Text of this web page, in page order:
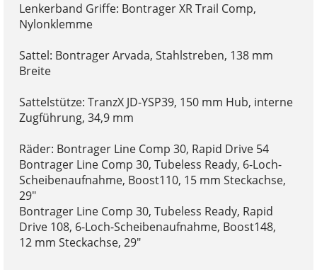
Lenkerband Griffe: Bontrager XR Trail Comp,
Nylonklemme
Sattel: Bontrager Arvada, Stahlstreben, 138 mm
Breite
Sattelstütze: TranzX JD-YSP39, 150 mm Hub, interne
Zugführung, 34,9 mm
Räder: Bontrager Line Comp 30, Rapid Drive 54
Bontrager Line Comp 30, Tubeless Ready, 6-Loch-
Scheibenaufnahme, Boost110, 15 mm Steckachse,
29"
Bontrager Line Comp 30, Tubeless Ready, Rapid
Drive 108, 6-Loch-Scheibenaufnahme, Boost148,
12 mm Steckachse, 29"